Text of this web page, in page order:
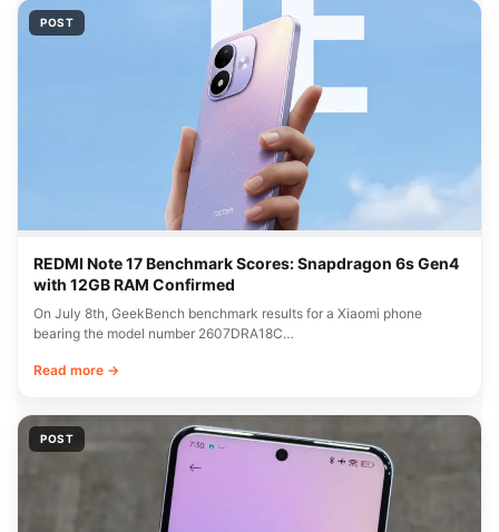
POST
REDMI Note 17 Benchmark Scores: Snapdragon 6s Gen4
with 12GB RAM Confirmed
On July 8th, GeekBench benchmark results for a Xiaomi phone
bearing the model number 2607DRA18C…
Read more →
POST